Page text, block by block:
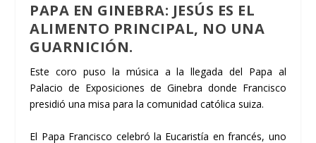
PAPA EN GINEBRA: JESÚS ES EL
ALIMENTO PRINCIPAL, NO UNA
GUARNICIÓN.
Este coro puso la música a la llegada del Papa al
Palacio de Exposiciones de Ginebra donde Francisco
presidió una misa para la comunidad católica suiza.
El Papa Francisco celebró la Eucaristía en francés, uno